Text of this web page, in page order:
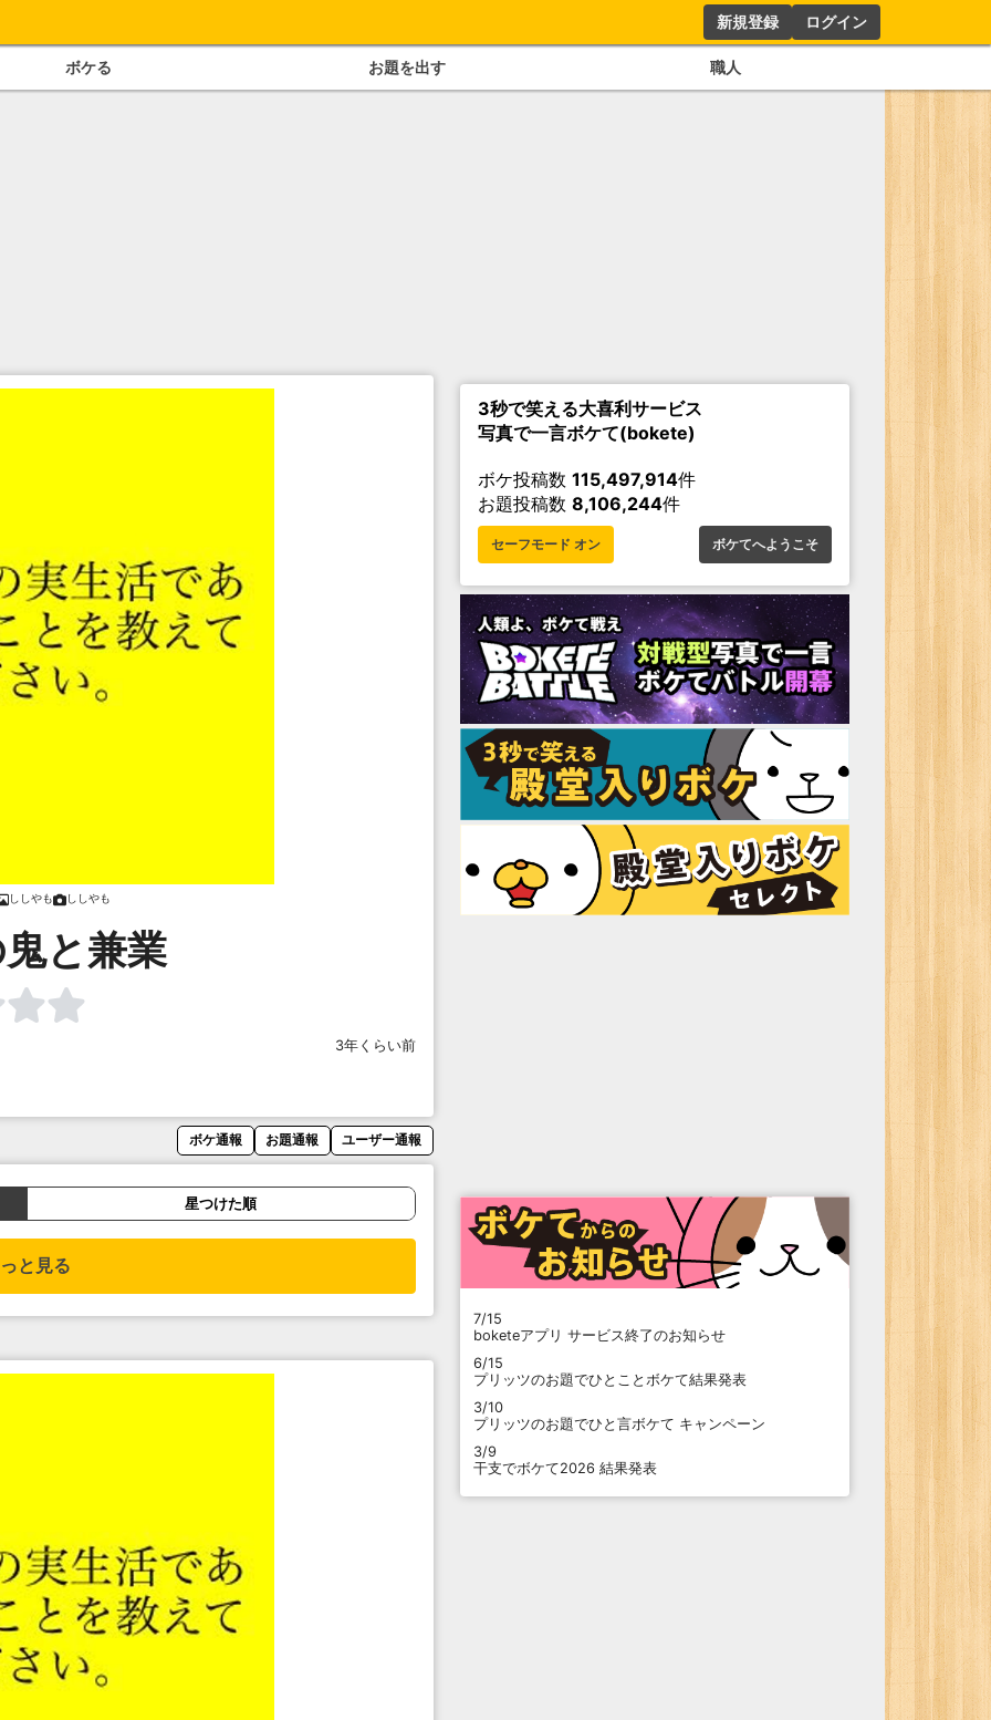
新規登録 ログイン
ボケる お題を出す 職人
ししやも ししやも
と兼業
3年くらい前
ボケ通報 お題通報 ユーザー通報
星つけた順
と見る
3秒で笑える大喜利サービス
写真で一言ボケて(bokete)
ボケ投稿数 115,497,914件
お題投稿数 8,106,244件
セーフモード オン ボケてへようこそ
7/15
boketeアプリ サービス終了のお知らせ
6/15
プリッツのお題でひとことボケて結果発表
3/10
プリッツのお題でひと言ボケて キャンペーン
3/9
干支でボケて2026 結果発表